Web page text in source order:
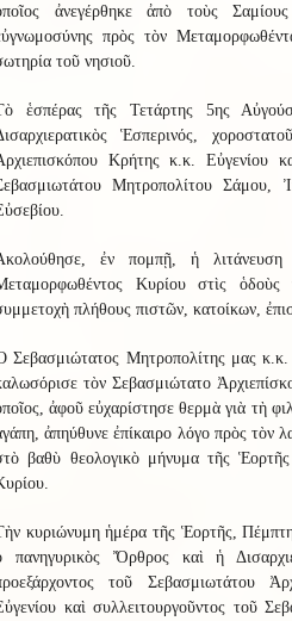
ἀνεγέρθηκε ἀπὸ τοὺς
πρὸς τὸν
τοῦ νησιοῦ.
ἑσπέρας τῆς Τετάρτης 5ης
Ἑσπερινός,
Κρήτης κ.κ. Εὐγενίου
Μητροπολίτου Σάμου,
ἐν πομπῇ, ἡ
Κυρίου στὶς
πλήθους πιστῶν, κατοίκων,
Σεβασμιώτατος Μητροπολίτης μας
τὸν Σεβασμιώτατο
ἀφοῦ εὐχαρίστησε θερμὰ γιὰ τὴ
ἀπηύθυνε ἐπίκαιρο λόγο πρὸς τὸν
βαθὺ θεολογικὸ μήνυμα τῆς
κυριώνυμη ἡμέρα τῆς Ἑορτῆς,
πανηγυρικὸς Ὄρθρος καὶ ἡ
τοῦ Σεβασμιωτάτου
καὶ συλλειτουργοῦντος τοῦ